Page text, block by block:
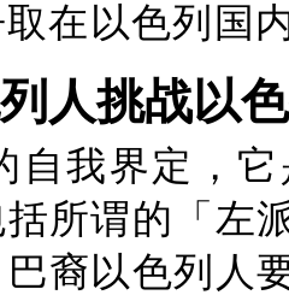
在以色列国
人挑战以
自我界定，
所谓的「左
裔以色列人